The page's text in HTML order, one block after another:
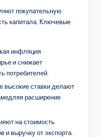
покупательную
капитала. Ключевые
инфляция
и снижает
потребителей.
высокие ставки делают
расширение
на стоимость
выручку от экспорта.